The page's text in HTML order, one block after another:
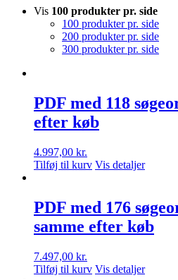
Vis 100 produkter pr. side
100 produkter pr. side
200 produkter pr. side
300 produkter pr. side
PDF med 118
efter køb
4.997,00 kr.
Tilføj til kurv Vis detaljer
PDF med 176
samme efter køb
7.497,00 kr.
Tilføj til kurv Vis detaljer